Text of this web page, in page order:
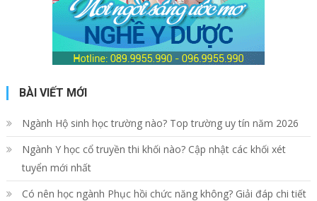
BÀI VIẾT MỚI
Ngành Hộ sinh học trường nào? Top trường uy tín năm 2026
Ngành Y học cổ truyền thi khối nào? Cập nhật các khối xét
tuyển mới nhất
Có nên học ngành Phục hồi chức năng không? Giải đáp chi tiết